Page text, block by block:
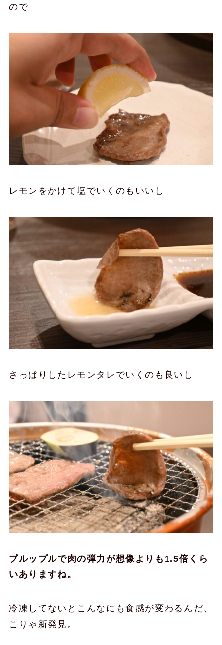
ので
レモンをかけて塩でいくのもいいし
さっぱりしたレモンタレでいくのも良いし
プルップルで肉の弾力が想像よりも1.5倍くら
いありますね。
冷凍してないとこんなにも食感が変わるんだ、
こりゃ新発見。